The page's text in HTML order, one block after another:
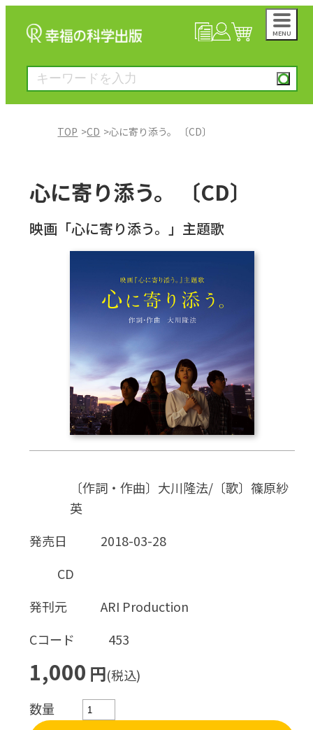
MENU
絵本
CD
DVD・ブルーレイ
雑貨
TOP CD 心に寄り添う。 〔CD〕
心に寄り添う。 〔CD〕
映画「心に寄り添う。」主題歌
〔作詞・作曲〕大川隆法/〔歌〕篠原紗
英
発売日
2018-03-28
CD
発刊元
ARI Production
Cコード
453
1,000 円(税込)
数量